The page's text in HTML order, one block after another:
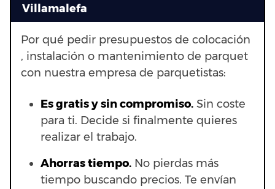
Villamalefa
Por qué pedir presupuestos de colocación
, instalación o mantenimiento de parquet
con nuestra empresa de parquetistas:
Es gratis y sin compromiso. Sin coste
para ti. Decide si finalmente quieres
realizar el trabajo.
Ahorras tiempo. No pierdas más
tiempo buscando precios. Te envían